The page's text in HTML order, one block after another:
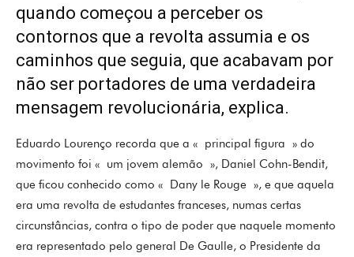
quando começou a perceber os
contornos que a revolta assumia e os
caminhos que seguia, que acabavam por
não ser portadores de uma verdadeira
mensagem revolucionária, explica.
Eduardo Lourenço recorda que a « principal figura » do
movimento foi « um jovem alemão », Daniel Cohn-Bendit,
que ficou conhecido como « Dany le Rouge », e que aquela
era uma revolta de estudantes franceses, numas certas
circunstâncias, contra o tipo de poder que naquele momento
era representado pelo general De Gaulle, o Presidente da